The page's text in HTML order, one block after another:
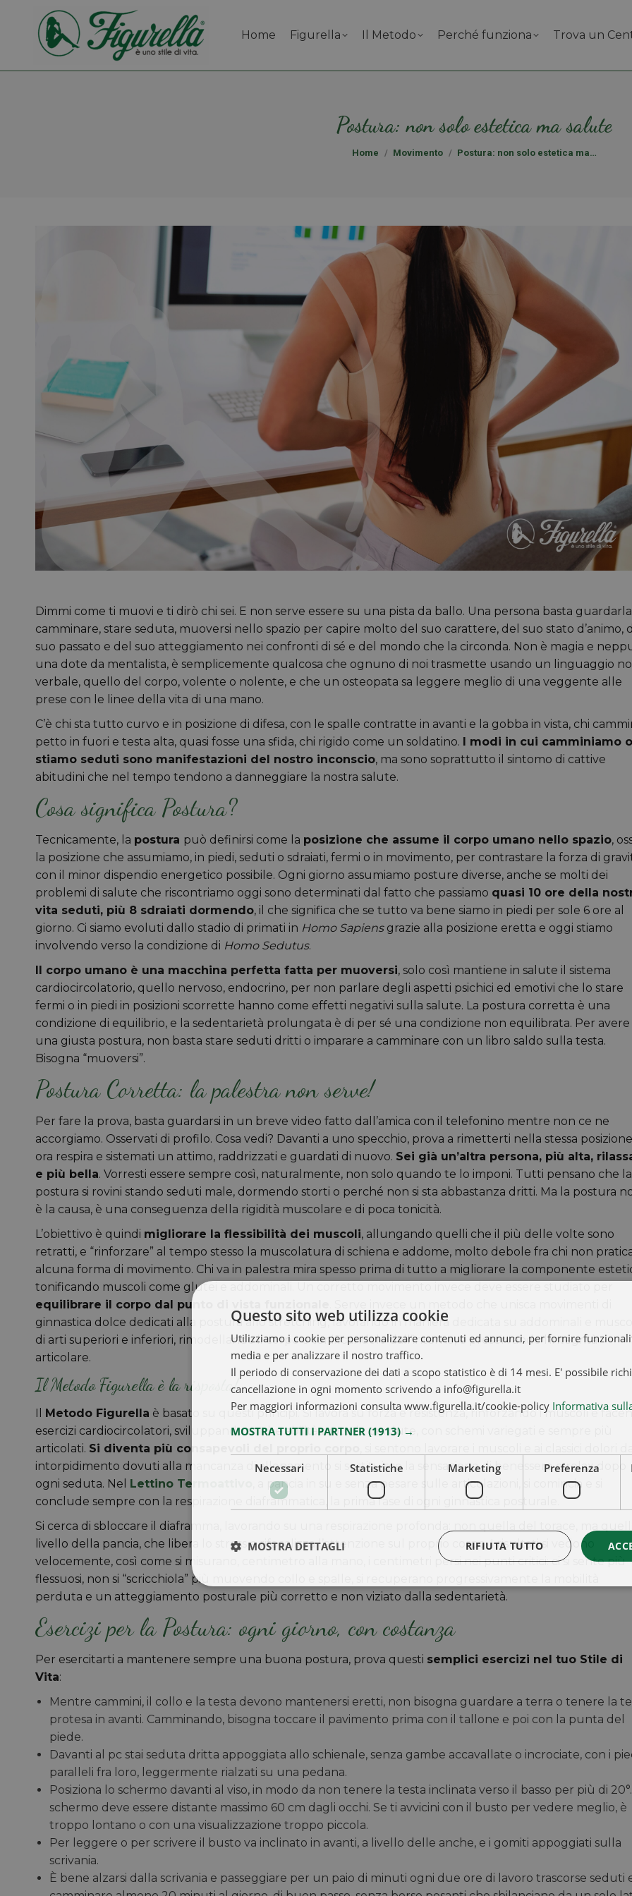
Home Figurella Il Metodo Perché funziona Trova un
Postura: non solo estetica ma salute
Tu sei qui:
Home Movimento Postura: non solo estetica ma…
Dimmi come ti muovi e ti dirò chi sei. E non serve essere su una pista da ballo. Una persona basta guardarla
camminare, stare seduta, muoversi nello spazio per capire molto del suo carattere, del suo stato d’animo,
suo passato e del suo atteggiamento nei confronti di sé e del mondo che la circonda. Non è magia e
una dote da mentalista, è semplicemente qualcosa che ognuno di noi trasmette usando un linguaggio
verbale, quello del corpo, volente o nolente, e che un osteopata sa leggere meglio di una veggente alle
prese con le linee della vita di una mano.
C’è chi sta tutto curvo e in posizione di difesa, con le spalle contratte in avanti e la gobba in vista, chi
petto in fuori e testa alta, quasi fosse una sfida, chi rigido come un soldatino. I modi in cui camminiamo o
stiamo seduti sono manifestazioni del nostro inconscio, ma sono soprattutto il sintomo di cattive
abitudini che nel tempo tendono a danneggiare la nostra salute.
Cosa significa Postura?
Tecnicamente, la postura può definirsi come la posizione che assume il corpo umano nello spazio,
la posizione che assumiamo, in piedi, seduti o sdraiati, fermi o in movimento, per contrastare la forza di
con il minor dispendio energetico possibile. Ogni giorno assumiamo posture diverse, anche se molti dei
problemi di salute che riscontriamo oggi sono determinati dal fatto che passiamo quasi 10 ore della
vita seduti, più 8 sdraiati dormendo, il che significa che se tutto va bene siamo in piedi per sole 6 ore al
giorno. Ci siamo evoluti dallo stadio di primati in Homo Sapiensgrazie alla posizione eretta e oggi stiamo
involvendo verso la condizione di Homo Sedutus.
Il corpo umano è una macchina perfetta fatta per muoversi, solo così mantiene in salute il sistema
cardiocircolatorio, quello nervoso, endocrino, per non parlare degli aspetti psichici ed emotivi che lo stare
fermi o in piedi in posizioni scorrette hanno come effetti negativi sulla salute. La postura corretta è una
condizione di equilibrio, e la sedentarietà prolungata è di per sé una condizione non equilibrata. Per avere
una giusta postura, non basta stare seduti dritti o imparare a camminare con un libro saldo sulla testa.
Bisogna “muoversi”.
Postura Corretta: la palestra non serve!
Per fare la prova, basta guardarsi in un breve video fatto dall’amica con il telefonino mentre non ce ne
accorgiamo. Osservati di profilo. Cosa vedi? Davanti a uno specchio, prova a rimetterti nella stessa
ora respira e sistemati un attimo, raddrizzati e guardati di nuovo. Sei già un’altra persona, più alta,
e più bella. Vorresti essere sempre così, naturalmente, non solo quando te lo imponi. Tutti pensano che la
postura si rovini stando seduti male, dormendo storti o perché non si sta abbastanza dritti. Ma la postura
è la causa, è una conseguenza della rigidità muscolare e di poca tonicità.
L’obiettivo è quindi migliorare la flessibilità dei muscoli, allungando quelli che il più delle volte sono
retratti, e “rinforzare” al tempo stesso la muscolatura di schiena e addome, molto debole fra chi non
alcuna forma di movimento. Chi va in palestra mira spesso prima di tutto a migliorare la componente
tonificando muscoli come glutei e addominali. Un corretto movimento invece deve essere studiato per
equilibrare il corpo dal punto di vista funzionale
ginnastica dolce dedicati alla postura allo stretching, lavorando in maniera dedicata su addominali e muscoli
di arti superiori e inferiori, rimodellando il corpo e tonificandolo dall’interno, e preservando l’integrità
articolare.
Il Metodo Figurella è la risposta!
Il Metodo Figurella è basato su questi principi. Si lavora su forza e resistenza, rinforzando i muscoli e
esercizi cardiocircolatori, sviluppando anche abilità motorie perdute, con schemi variegati e sempre più
articolati. Si diventa più consapevoli del proprio corpo
intorpidimento dovuti alla mancanza di allenamento si sostituisce la sensazione di benessere e relax dopo
ogni seduta. Nel Lettino Termoattivo
, a pancia in su e senza pesare sulle articolazioni, si comincia e si
conclude sempre con la respirazione diaframmatica, la prima fase di ogni ginnastica posturale.
Si cerca di sbloccare il diaframma, lavorando su una respirazione profonda: non quella del torace, ma quella
livello della pancia, che libera lo stress e rifocalizza l’attenzione sul proprio corpo. I risultati si vedono
velocemente, così come si misurano, centimetro alla mano, i centimetri persi nei punti critici: ci si sente più
flessuosi, non si “scricchiola” più muovendo collo e spalle, si recuperano progressivamente la mobilità
perduta e un atteggiamento posturale più corretto e non viziato dalla sedentarietà.
Esercizi per la Postura: ogni giorno, con costanza
Per esercitarti a mantenere sempre una buona postura, prova questi semplici esercizi nel tuo Stile di
Vita:
Mentre cammini, il collo e la testa devono mantenersi eretti, non bisogna guardare a terra o tenere la
protesa in avanti. Camminando, bisogna toccare il pavimento prima con il tallone e poi con la punta del
piede.
Davanti al pc stai seduta dritta appoggiata allo schienale, senza gambe accavallate o incrociate, con i
paralleli fra loro, leggermente rialzati su una pedana.
Posiziona lo schermo davanti al viso, in modo da non tenere la testa inclinata verso il basso per più di
schermo deve essere distante massimo 60 cm dagli occhi. Se ti avvicini con il busto per vedere meglio, è
troppo lontano o con una visualizzazione troppo piccola.
Per leggere o per scrivere il busto va inclinato in avanti, a livello delle anche, e i gomiti appoggiati sulla
scrivania.
È bene alzarsi dalla scrivania e passeggiare per un paio di minuti ogni due ore di lavoro trascorse seduti
Questo sito web utilizza cookie
Utilizziamo i cookie per personalizzare contenuti ed annunci, per fornire
media e per analizzare il nostro traffico.
Il periodo di conservazione dei dati a scopo statistico è di 14 mesi. E' possibile
cancellazione in ogni momento scrivendo a info@figurella.it
Per maggiori informazioni consulta www.figurella.it/cookie-policy Informativa
MOSTRA TUTTI I PARTNER (1913) →
Necessari Statistiche Marketing Preferenza
RIFIUTA TUTTO
MOSTRA DETTAGLI